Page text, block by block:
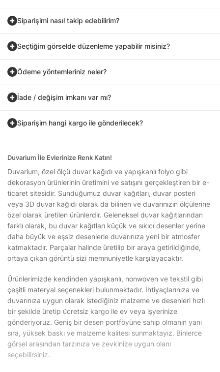
Siparişimi nasıl takip edebilirim?
Seçtiğim görselde düzenleme yapabilir misiniz?
Ödeme yöntemleriniz neler?
İade / değişim imkanı var mı?
Siparişim hangi kargo ile gönderilecek?
Duvarium İle Evlerinize Renk Katın!
Duvarium, özel ölçü duvar kağıdı ve yapışkanlı folyo gibi
dekorasyon ürünlerinin üretimini ve satışını gerçekleştiren bir e-
ticaret sitesidir. Sunduğumuz duvar kağıtları, duvar posteri
veya 3D duvar kağıdı olarak da bilinen ve duvarınızın ölçülerine
özel olarak üretilen ürünlerdir. Geleneksel duvar kağıtlarından
farklı olarak, bu duvar kağıtları küçük ve sıkıcı desenler yerine
daha büyük ve eşsiz desenlerle duvarınıza yeni bir atmosfer
katmaktadır. Parçalar halinde üretilip bir araya getirildiğinde,
ortaya çıkan görüntü sizi memnuniyetle karşılayacaktır.
Ürünlerimizde kendinden yapışkanlı, nonwoven ve tekstil gibi
çeşitli materyal seçenekleri bulunmaktadır. İhtiyaçlarınıza ve
duvarınıza uygun olarak istediğiniz malzeme ve desenleri hızlı
bir şekilde üretip ücretsiz kargo ile ev veya işyerinize
gönderiyoruz. Geniş bir desen portföyüne sahip olmanın yanı
sıra, yüksek baskı ve malzeme kalitesi sunmaktayız. Binlerce
görsel arasından tarzınıza ve zevkinize uygun olanı
seçebilirsiniz.